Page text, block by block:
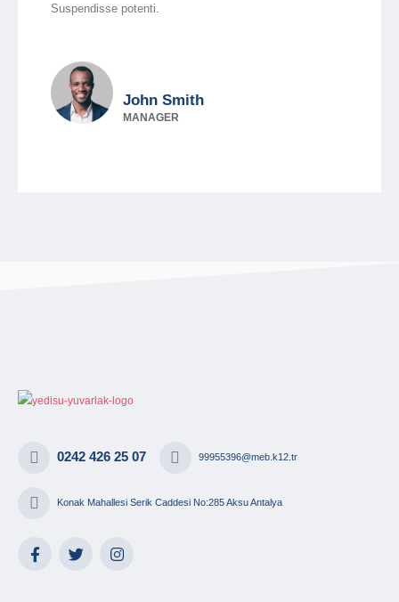
Suspendisse potenti.
John Smith
MANAGER
0242 426 25 07 99955396@meb.k12.tr
Konak Mahallesi Serik Caddesi No:285 Aksu Antalya